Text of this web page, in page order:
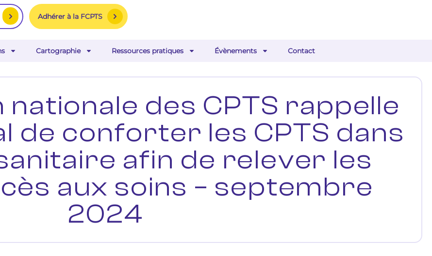
Adhérer à la FCPTS
Cartographie Ressources pratiques Évènements Contact
des CPTS rappelle
de conforter les CPTS dans
afin de relever les
aux soins – septembre
2024